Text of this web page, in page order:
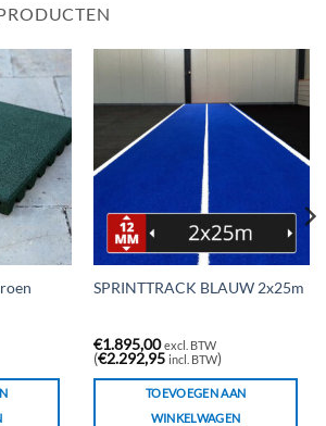
SPRINTTRACK BLAUW 2x25m
€1.895,00 excl. BTW
(€2.292,95 incl. BTW)
TOEVOEGEN AAN
WINKELWAGEN